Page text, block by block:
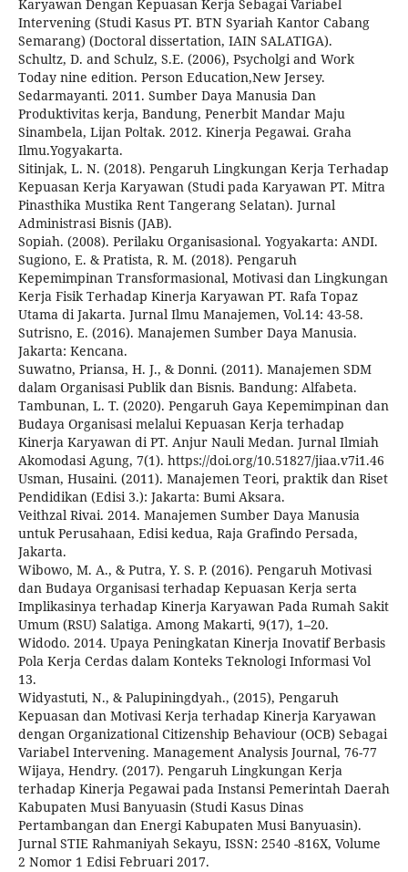
Karyawan Dengan Kepuasan Kerja Sebagai Variabel
Intervening (Studi Kasus PT. BTN Syariah Kantor Cabang
Semarang) (Doctoral dissertation, IAIN SALATIGA).
Schultz, D. and Schulz, S.E. (2006), Psycholgi and Work
Today nine edition. Person Education,New Jersey.
Sedarmayanti. 2011. Sumber Daya Manusia Dan
Produktivitas kerja, Bandung, Penerbit Mandar Maju
Sinambela, Lijan Poltak. 2012. Kinerja Pegawai. Graha
Ilmu.Yogyakarta.
Sitinjak, L. N. (2018). Pengaruh Lingkungan Kerja Terhadap
Kepuasan Kerja Karyawan (Studi pada Karyawan PT. Mitra
Pinasthika Mustika Rent Tangerang Selatan). Jurnal
Administrasi Bisnis (JAB).
Sopiah. (2008). Perilaku Organisasional. Yogyakarta: ANDI.
Sugiono, E. & Pratista, R. M. (2018). Pengaruh
Kepemimpinan Transformasional, Motivasi dan Lingkungan
Kerja Fisik Terhadap Kinerja Karyawan PT. Rafa Topaz
Utama di Jakarta. Jurnal Ilmu Manajemen, Vol.14: 43-58.
Sutrisno, E. (2016). Manajemen Sumber Daya Manusia.
Jakarta: Kencana.
Suwatno, Priansa, H. J., & Donni. (2011). Manajemen SDM
dalam Organisasi Publik dan Bisnis. Bandung: Alfabeta.
Tambunan, L. T. (2020). Pengaruh Gaya Kepemimpinan dan
Budaya Organisasi melalui Kepuasan Kerja terhadap
Kinerja Karyawan di PT. Anjur Nauli Medan. Jurnal Ilmiah
Akomodasi Agung, 7(1). https://doi.org/10.51827/jiaa.v7i1.46
Usman, Husaini. (2011). Manajemen Teori, praktik dan Riset
Pendidikan (Edisi 3.): Jakarta: Bumi Aksara.
Veithzal Rivai. 2014. Manajemen Sumber Daya Manusia
untuk Perusahaan, Edisi kedua, Raja Grafindo Persada,
Jakarta.
Wibowo, M. A., & Putra, Y. S. P. (2016). Pengaruh Motivasi
dan Budaya Organisasi terhadap Kepuasan Kerja serta
Implikasinya terhadap Kinerja Karyawan Pada Rumah Sakit
Umum (RSU) Salatiga. Among Makarti, 9(17), 1–20.
Widodo. 2014. Upaya Peningkatan Kinerja Inovatif Berbasis
Pola Kerja Cerdas dalam Konteks Teknologi Informasi Vol
13.
Widyastuti, N., & Palupiningdyah., (2015), Pengaruh
Kepuasan dan Motivasi Kerja terhadap Kinerja Karyawan
dengan Organizational Citizenship Behaviour (OCB) Sebagai
Variabel Intervening. Management Analysis Journal, 76-77
Wijaya, Hendry. (2017). Pengaruh Lingkungan Kerja
terhadap Kinerja Pegawai pada Instansi Pemerintah Daerah
Kabupaten Musi Banyuasin (Studi Kasus Dinas
Pertambangan dan Energi Kabupaten Musi Banyuasin).
Jurnal STIE Rahmaniyah Sekayu, ISSN: 2540 -816X, Volume
2 Nomor 1 Edisi Februari 2017.